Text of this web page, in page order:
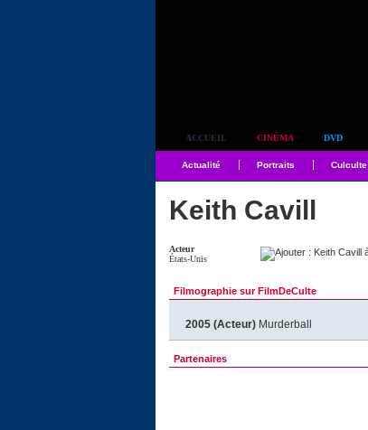
ACCUEIL CINÉMA DVD
Actualité Portraits Culculte
Keith Cavill
Acteur
États-Unis
Filmographie sur FilmDeCulte
2005 (Acteur) Murderball
Partenaires